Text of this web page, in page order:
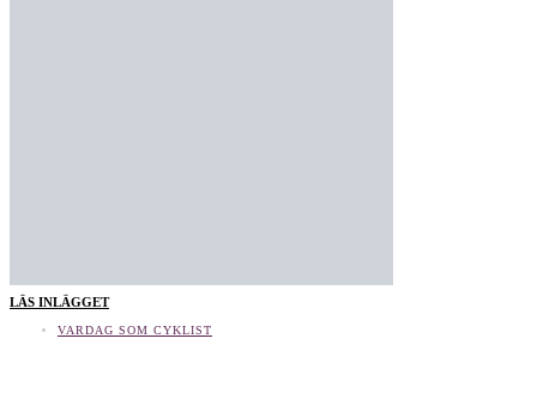
LÄS INLÄGGET
VARDAG SOM CYKLIST